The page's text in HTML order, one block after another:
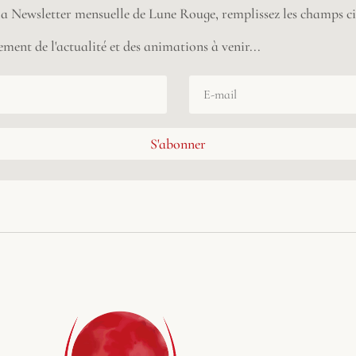
mensuelle de Lune Rouge, remplissez les champs
de l'actualité et des animations à venir...
S'abonner